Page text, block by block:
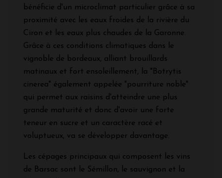
bénéficie d'un microclimat particulier grâce à sa
proximité avec les eaux froides de la rivière du
Ciron et les eaux plus chaudes de la Garonne.
Grâce à ces conditions climatiques dans le
vignoble de bordeaux, alliant brouillards
matinaux et fort ensoleillement, la "Botrytis
cinerea" également appelée "pourriture noble"
qui permet aux raisins d'atteindre une plus
grande maturité et donc d'avoir une forte
teneur en sucre et un caractère racé et
voluptueux, va se développer davantage.
Les cépages principaux qui composent les vins
de Barsac sont le Sémillon, le sauvignon et la